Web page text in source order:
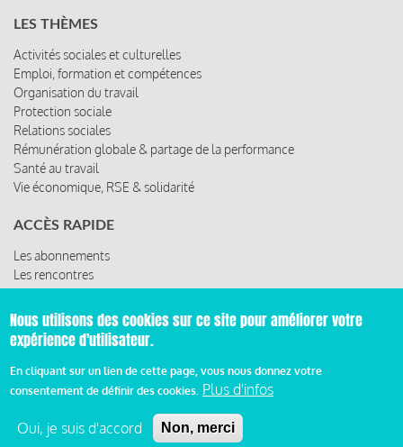
LES THÈMES
Activités sociales et culturelles
Emploi, formation et compétences
Organisation du travail
Protection sociale
Relations sociales
Rémunération globale & partage de la performance
Santé au travail
Vie économique, RSE & solidarité
ACCÈS RAPIDE
Les abonnements
Les rencontres
© 2019 Miroir Social - Réalisé parCafffeine
Pied
Mentions légales et condition générale d’utilisation et
d’abonnement
Nous utilisons des cookies sur ce site pour améliorer votre
expérience d'utilisateur.
En cliquant sur un lien de cette page, vous nous donnez votre
consentement de définir des cookies. Plus d'infos
Oui, je suis d'accord Non, merci